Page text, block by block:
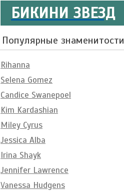
БИКИНИ ЗВЕЗД
Популярные знаменитости
Rihanna
Selena Gomez
Candice Swanepoel
Kim Kardashian
Miley Cyrus
Jessica Alba
Irina Shayk
Jennifer Lawrence
Vanessa Hudgens